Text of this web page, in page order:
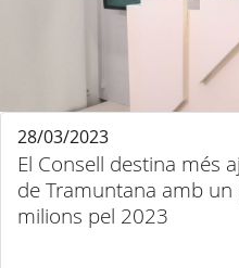
El Consell destina més
de Tramuntana amb
milions pel 2023
28/03/2023